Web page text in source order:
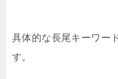
具体的な長尾キーワー
す。